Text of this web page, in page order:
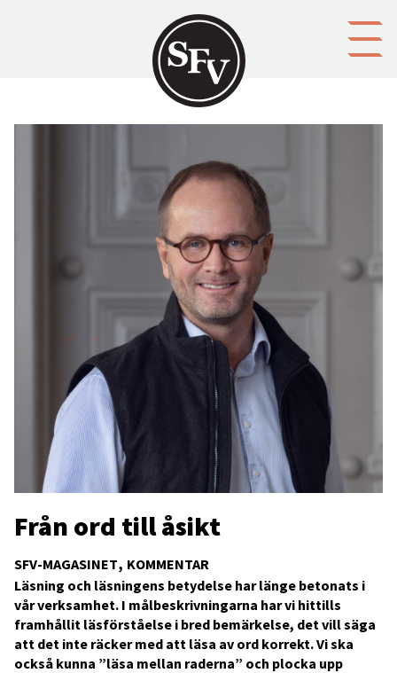
SFV-MAGASINET KOMMENTAR
Från ord till åsikt
Läsning och läsningens betydelse har länge betonats i
vår verksamhet. I målbeskrivningarna har vi hittills
framhållit läsförståelse i bred bemärkelse, det vill säga
att det inte räcker med att läsa av ord korrekt. Vi ska
också kunna ”läsa mellan raderna” och plocka upp